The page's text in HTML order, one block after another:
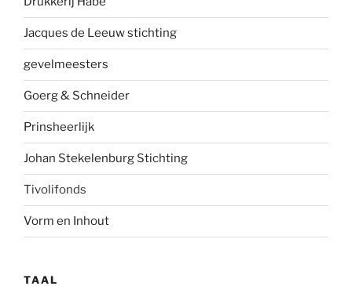
Jacques de Leeuw stichting
gevelmeesters
Goerg & Schneider
Prinsheerlijk
Johan Stekelenburg Stichting
Tivolifonds
Vorm en Inhout
TAAL